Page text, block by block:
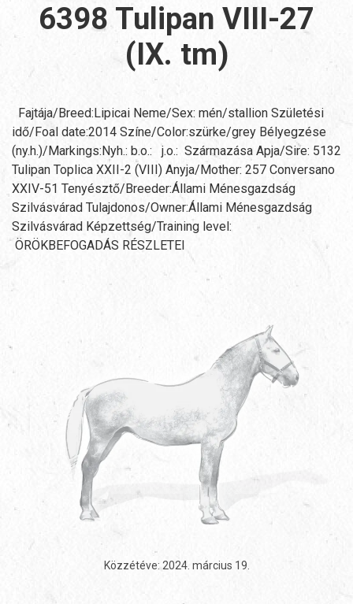
6398 Tulipan VIII-27
(IX. tm)
Fajtája/Breed:Lipicai Neme/Sex: mén/stallion Születési
idő/Foal date:2014 Színe/Color:szürke/grey Bélyegzése
(ny.h.)/Markings:Nyh.: b.o.: j.o.: Származása Apja/Sire: 5132
Tulipan Toplica XXII-2 (VIII) Anyja/Mother: 257 Conversano
XXIV-51 Tenyésztő/Breeder:Állami Ménesgazdság
Szilvásvárad Tulajdonos/Owner:Állami Ménesgazdság
Szilvásvárad Képzettség/Training level:
ÖRÖKBEFOGADÁS RÉSZLETEI
Közzétéve: 2024. március 19.